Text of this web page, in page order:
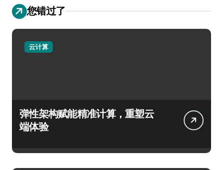
您错过了
云计算
弹性架构赋能精准计算，重塑云
端体验